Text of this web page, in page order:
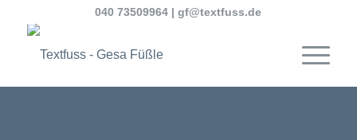
040 73509964 |gf@textfuss.de